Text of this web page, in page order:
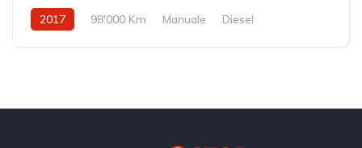
2017 98'000 Km Manuale
Diesel